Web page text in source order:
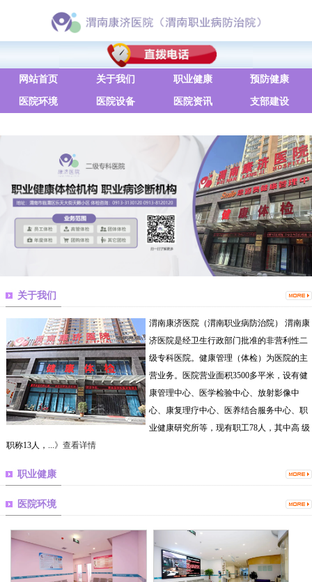
网站首页 关于我们 职业健康 预防健康
医院环境 医院设备 医院资讯 支部建设
关于我们
渭南康济医院（渭南职业病防治院） 渭南康
济医院是经卫生行政部门批准的非营利性二
级专科医院。健康管理（体检）为医院的主
营业务。医院营业面积3500多平米，设有健
康管理中心、医学检验中心、放射影像中
心、康复理疗中心、医养结合服务中心、职
业健康研究所等，现有职工78人，其中高 级
职称13人，... 》查看详情
职业健康
医院环境